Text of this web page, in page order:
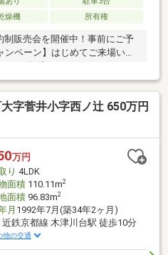
燥機 所有権
制販売会を開催中！事前にご予
ペーン】はじめてご来場いた
必要です。2025年6月下旬リ
車3台可能（車種による）■2階
室【リフォーム内容】・トイレ
・畳表替え・襖張替え・シリ
字菅井小字西ノ辻 650万円
万円
り 4LDK
面積110.11m2
面積96.83m2
月 1992年7月(築34年2ヶ月)
近鉄京都線 木津川台駅 徒歩10分
他の交通